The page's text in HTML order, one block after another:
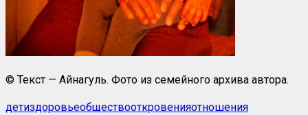
© Текст — Айнагуль. Фото из семейного архива автора.
детиздоровьеобществооткровенияотношения